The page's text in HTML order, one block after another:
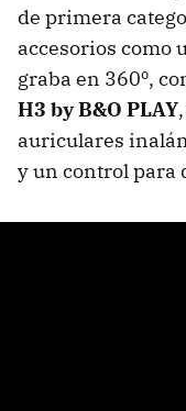
de primera
accesorios como
graba en 360º,
H3 by B&O PLAY
auriculares
y un control para